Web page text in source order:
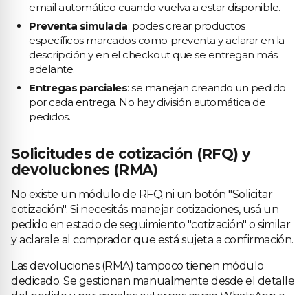
email automático cuando vuelva a estar disponible.
Preventa simulada: podes crear productos
específicos marcados como preventa y aclarar en la
descripción y en el checkout que se entregan más
adelante.
Entregas parciales: se manejan creando un pedido
por cada entrega. No hay división automática de
pedidos.
Solicitudes de cotización (RFQ) y
devoluciones (RMA)
No existe un módulo de RFQ ni un botón "Solicitar
cotización". Si necesitás manejar cotizaciones, usá un
pedido en estado de seguimiento "cotización" o similar
y aclarale al comprador que está sujeta a confirmación.
Las devoluciones (RMA) tampoco tienen módulo
dedicado. Se gestionan manualmente desde el detalle